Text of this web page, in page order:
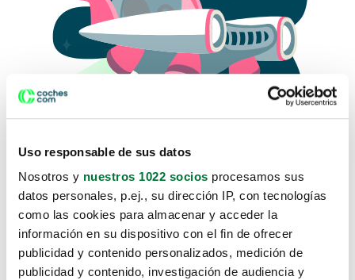
Uso responsable de sus datos
Nosotros y nuestros 1022 socios procesamos sus
datos personales, p.ej., su dirección IP, con tecnologías
como las cookies para almacenar y acceder la
información en su dispositivo con el fin de ofrecer
publicidad y contenido personalizados, medición de
publicidad y contenido, investigación de audiencia y
Lo sentimos, no sabemos como
te hemos traido hasta aquí.